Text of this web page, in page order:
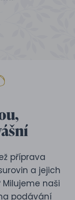
příprava
a jejich
naši
podávání